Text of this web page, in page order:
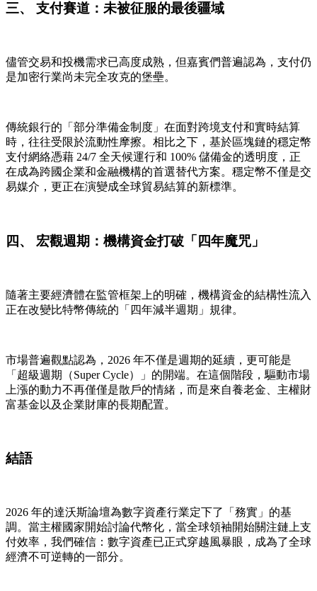
三、 支付賽道：未被征服的最後疆域
儘管交易和投機需求已高度成熟，但嘉賓們普遍認為，支付仍
是加密行業尚未完全攻克的堡壘。
傳統銀行的「部分準備金制度」在面對跨境支付和實時結算
時，往往受限於流動性摩擦。相比之下，基於區塊鏈的穩定幣
支付網絡憑藉 24/7 全天候運行和 100% 儲備金的透明度，正
在成為跨國企業和金融機構的首選替代方案。穩定幣不僅是交
易媒介，更正在演變成全球貿易結算的新標準。
四、 宏觀週期：機構資金打破「四年魔咒」
隨著主要經濟體在監管框架上的明確，機構資金的結構性流入
正在改變比特幣傳統的「四年減半週期」規律。
市場普遍觀點認為，2026 年不僅是週期的延續，更可能是
「超級週期（Super Cycle）」的開端。在這個階段，驅動市場
上漲的動力不再僅僅是散戶的情緒，而是來自養老金、主權財
富基金以及企業財庫的長期配置。
結語
2026 年的達沃斯論壇為數字資產行業定下了「務實」的基
調。當主權國家開始討論代幣化，當全球領袖開始關注鏈上支
付效率，我們確信：數字資產已正式穿越風暴眼，成為了全球
經濟不可逆轉的一部分。